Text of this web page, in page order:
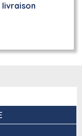
livraison